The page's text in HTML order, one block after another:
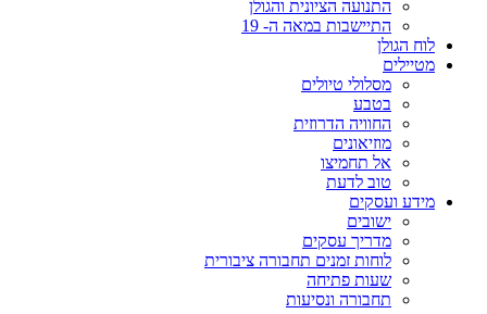
התנועה הציונית והגולן
התיישבות במאה ה- 19
לוח הגולן
מטיילים
מסלולי טיולים
בטבע
החוויה הדרוזית
מוזיאונים
אל תחמיצו
טוב לדעת
מידע ועסקים
ישובים
מדריך עסקים
לוחות זמנים תחבורה ציבורית
שעות פתיחה
תחבורה ונסיעות